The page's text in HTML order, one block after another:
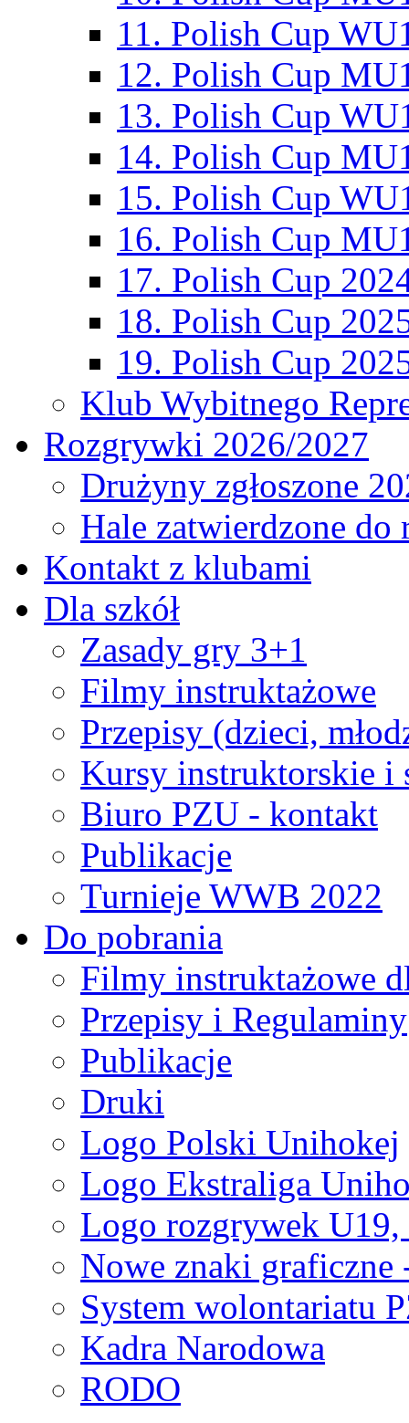
11. Polish Cup
12. Polish Cup
13. Polish Cup
14. Polish Cup
15. Polish Cup
16. Polish Cup
17. Polish Cup
18. Polish Cup
19. Polish Cup
Klub Wybitnego
Rozgrywki 2026/2027
Drużyny zgłoszone
Hale zatwierdzone
Kontakt z klubami
Dla szkół
Zasady gry 3+1
Filmy instruktażowe
Przepisy (dzieci,
Kursy instruktorskie i
Biuro PZU - kontakt
Publikacje
Turnieje WWB 2022
Do pobrania
Filmy instruktażowe
Przepisy i Regulaminy
Publikacje
Druki
Logo Polski Unihokej
Logo Ekstraliga
Logo rozgrywek
Nowe znaki graficzne
System wolontariatu
Kadra Narodowa
RODO